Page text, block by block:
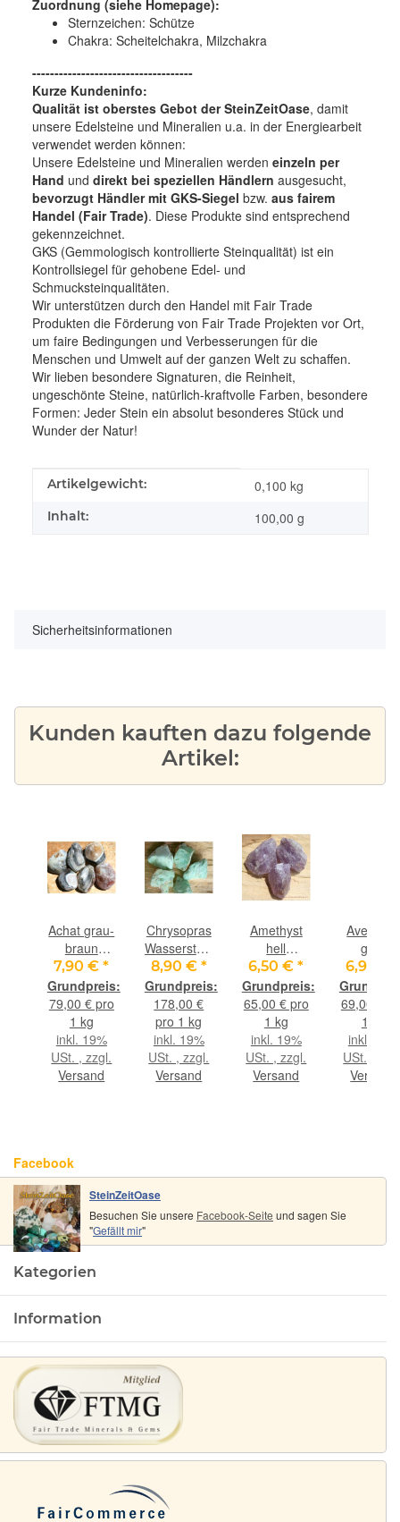
Zuordnung (siehe Homepage):
Sternzeichen: Schütze
Chakra: Scheitelchakra, Milzchakra
------------------------------------
Kurze Kundeninfo:
Qualität ist oberstes Gebot der SteinZeitOase, damit
unsere Edelsteine und Mineralien u.a. in der Energiearbeit
verwendet werden können:
Unsere Edelsteine und Mineralien werden einzeln per
Hand und direkt bei speziellen Händlern ausgesucht,
bevorzugt Händler mit GKS-Siegel bzw. aus fairem
Handel (Fair Trade). Diese Produkte sind entsprechend
gekennzeichnet.
GKS (Gemmologisch kontrollierte Steinqualität) ist ein
Kontrollsiegel für gehobene Edel- und
Schmucksteinqualitäten.
Wir unterstützen durch den Handel mit Fair Trade
Produkten die Förderung von Fair Trade Projekten vor Ort,
um faire Bedingungen und Verbesserungen für die
Menschen und Umwelt auf der ganzen Welt zu schaffen.
Wir lieben besondere Signaturen, die Reinheit,
ungeschönte Steine, natürlich-kraftvolle Farben, besondere
Formen: Jeder Stein ein absolut besonderes Stück und
Wunder der Natur!
Produkteigenschaft
Wert
Artikelgewicht: 0,100 kg
Inhalt: 100,00 g
Sicherheitsinformationen
Kunden kauften dazu folgende
Artikel:
Achat grau-
braun
Wassersteine-
Sonderqualität
/ Rohsteine
extra
angetrommelt
- ca. 100 g
(GKS)
7,90 €*
79,00 € pro
1 kg
inkl. 19%
USt. , zzgl.
Versand
Chrysopras
Wassersteine-
Sonderqualität
- Rarität - /
Rohsteine
extra
angetrommelt
- ca. 50 g
8,90 € *
178,00 €
pro 1 kg
inkl. 19%
USt. , zzgl.
Versand
Amethyst
hell
Rohsteine -
ca. 100 g
6,50 €*
65,00 € pro
1 kg
inkl. 19%
USt. , zzgl.
Versand
Aventurin
grün
/
extra
grün /
6,90 €
69,00 €
1 kg
inkl. 19%
USt. ,
Versand
Facebook
SteinZeitOase
Besuchen Sie unsere Facebook-Seite und sagen Sie
"Gefällt mir"
Kategorien
Information